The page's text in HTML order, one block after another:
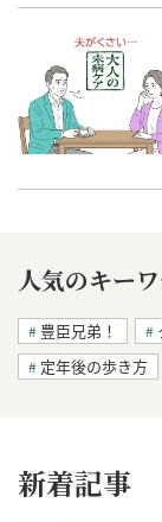
人気のキー
豊臣兄弟！
定年後の歩き方
新着記事